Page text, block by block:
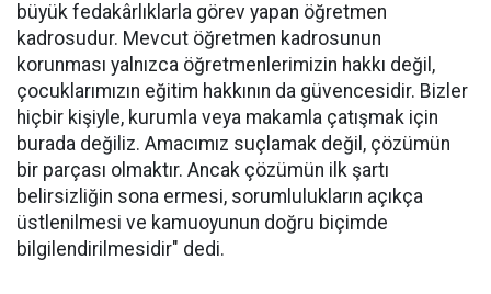
büyük fedakârlıklarla görev yapan öğretmen
kadrosudur. Mevcut öğretmen kadrosunun
korunması yalnızca öğretmenlerimizin hakkı değil,
çocuklarımızın eğitim hakkının da güvencesidir. Bizler
hiçbir kişiyle, kurumla veya makamla çatışmak için
burada değiliz. Amacımız suçlamak değil, çözümün
bir parçası olmaktır. Ancak çözümün ilk şartı
belirsizliğin sona ermesi, sorumlulukların açıkça
üstlenilmesi ve kamuoyunun doğru biçimde
bilgilendirilmesidir" dedi.